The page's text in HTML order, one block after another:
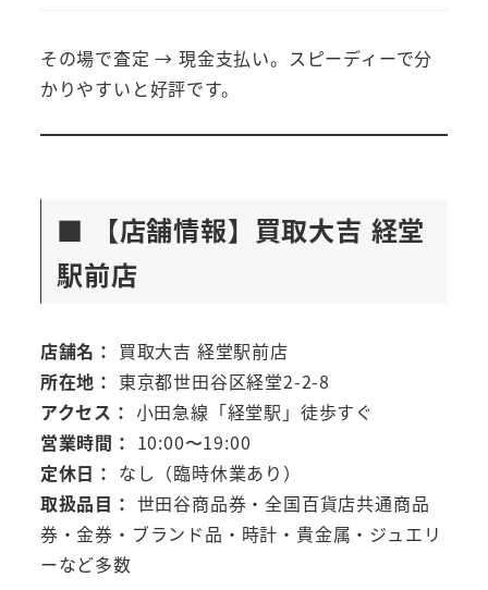
その場で査定 → 現金支払い。スピーディーで分
かりやすいと好評です。
■ 【店舗情報】買取大吉 経堂
駅前店
店舗名： 買取大吉 経堂駅前店
所在地： 東京都世田谷区経堂2-2-8
アクセス： 小田急線「経堂駅」徒歩すぐ
営業時間： 10:00〜19:00
定休日： なし（臨時休業あり）
取扱品目： 世田谷商品券・全国百貨店共通商品
券・金券・ブランド品・時計・貴金属・ジュエリ
ーなど多数